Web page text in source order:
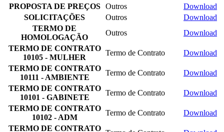
PROPOSTA DE PREÇOS
Outros
Download
SOLICITAÇÕES
Outros
Download
TERMO DE
HOMOLOGAÇÃO
Outros
Download
TERMO DE CONTRATO
10105 - MULHER
Termo de Contrato
Download
TERMO DE CONTRATO
10111 - AMBIENTE
Termo de Contrato
Download
TERMO DE CONTRATO
10101 - GABINETE
Termo de Contrato
Download
TERMO DE CONTRATO
10102 - ADM
Termo de Contrato
Download
TERMO DE CONTRATO